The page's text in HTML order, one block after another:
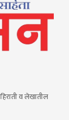
व लेखातील